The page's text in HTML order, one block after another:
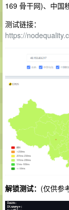
169 骨干网)、中国
测试链接：
https://
解锁测试： (仅供参